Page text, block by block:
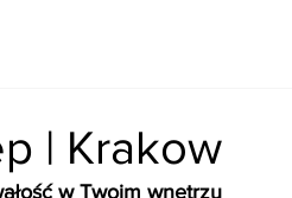
| Krakow
w Twoim wnętrzu